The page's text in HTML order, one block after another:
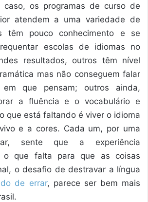
os programas de curso de
atendem a uma variedade de
têm pouco conhecimento e se
escolas de idiomas no
resultados, outros têm nível
mas não conseguem falar
em que pensam; outros ainda,
a fluência e o vocabulário e
que está faltando é viver o idioma
e a cores. Cada um, por uma
sente que a experiência
o que falta para que as coisas
o desafio de destravar a língua
de errar, parece ser bem mais